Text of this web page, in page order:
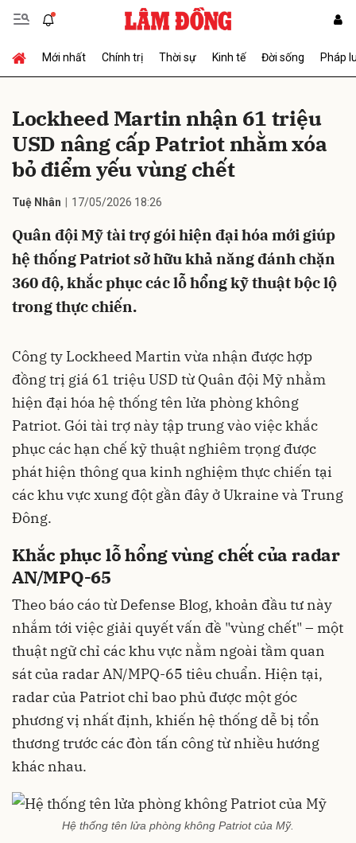
Mới nhất Chính trị Thời sự Kinh tế Đời sống Pháp
Lockheed Martin nhận 61 triệu
USD nâng cấp Patriot nhằm xóa
bỏ điểm yếu vùng chết
Tuệ Nhân 17/05/2026 18:26
Quân đội Mỹ tài trợ gói hiện đại hóa mới giúp
hệ thống Patriot sở hữu khả năng đánh chặn
360 độ, khắc phục các lỗ hổng kỹ thuật bộc lộ
trong thực chiến.
Công ty Lockheed Martin vừa nhận được hợp
đồng trị giá 61 triệu USD từ Quân đội Mỹ nhằm
hiện đại hóa hệ thống tên lửa phòng không
Patriot. Gói tài trợ này tập trung vào việc khắc
phục các hạn chế kỹ thuật nghiêm trọng được
phát hiện thông qua kinh nghiệm thực chiến tại
các khu vực xung đột gần đây ở Ukraine và Trung
Đông.
Khắc phục lỗ hổng vùng chết của radar
AN/MPQ-65
Theo báo cáo từ Defense Blog, khoản đầu tư này
nhắm tới việc giải quyết vấn đề "vùng chết" – một
thuật ngữ chỉ các khu vực nằm ngoài tầm quan
sát của radar AN/MPQ-65 tiêu chuẩn. Hiện tại,
radar của Patriot chỉ bao phủ được một góc
phương vị nhất định, khiến hệ thống dễ bị tổn
thương trước các đòn tấn công từ nhiều hướng
khác nhau.
Hệ thống tên lửa phòng không Patriot của Mỹ.
Gửi bình luận
Hủy Gửi